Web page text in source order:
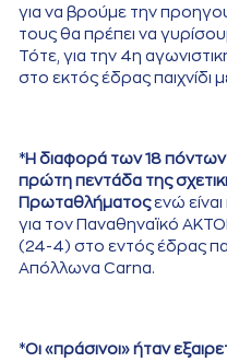
για να βρούμε την
τους θα πρέπει να
Τότε, για την 4η
στο εκτός έδρας παιχνίδι
*Η διαφορά των 18
πρώτη πεντάδα της
Πρωταθλήματοςενώ
για τον Παναθηναϊκό
(24-4) στο εντός έδρας
Απόλλωνα Carna.
*Οι «πράσινοι» ήταν